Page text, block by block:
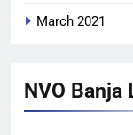
March 2021
NVO Banja